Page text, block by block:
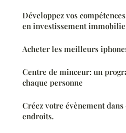
Développez vos
en investissement
Acheter les meilleurs
Centre de minceur: un
chaque personne
Créez votre évènement
endroits.